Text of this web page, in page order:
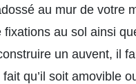
au mur de votre
au sol ainsi
un auvent, il
qu’il soit amovible